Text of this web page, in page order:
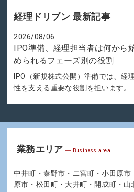
経理ドリブン 最新記事
2026/08/06
IPO準備、経理担当者は何から
められるフェーズ別の役割
IPO（新規株式公開）準備では、経
性を支える重要な役割を担います。
業務エリア Business area
中井町・秦野市・二宮町・小田原市
原市・松田町・大井町・開成町・